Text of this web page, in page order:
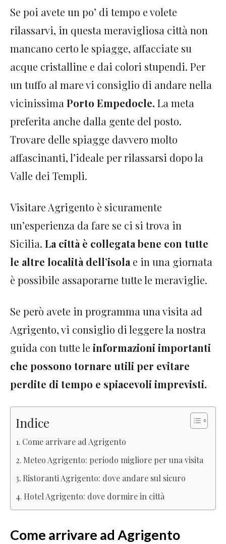
Se poi avete un po’ di tempo e volete
rilassarvi, in questa meravigliosa città non
mancano certo le spiagge, affacciate su
acque cristalline e dai colori stupendi. Per
un tuffo al mare vi consiglio di andare nella
vicinissima Porto Empedocle. La meta
preferita anche dalla gente del posto.
Trovare delle spiagge davvero molto
affascinanti, l’ideale per rilassarsi dopo la
Valle dei Templi.
Visitare Agrigento è sicuramente
un’esperienza da fare se ci si trova in
Sicilia. La città è collegata bene con tutte
le altre località dell’isola e in una giornata
è possibile assaporarne tutte le meraviglie.
Se però avete in programma una visita ad
Agrigento, vi consiglio di leggere la nostra
guida con tutte le informazioni importanti
che possono tornare utili per evitare
perdite di tempo e spiacevoli imprevisti.
Indice
Come arrivare ad Agrigento
Meteo Agrigento: periodo migliore per una visita
Ristoranti Agrigento: dove andare sul sicuro
Hotel Agrigento: dove dormire in città
Come arrivare ad Agrigento